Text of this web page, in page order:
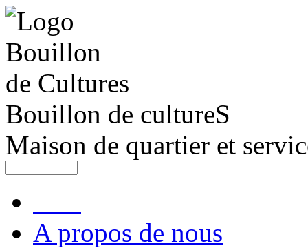
Bouillon de cultureS
Maison de quartier et
A propos de nous